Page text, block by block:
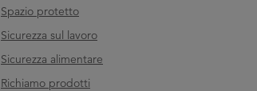
Spazio protetto
Sicurezza sul lavoro
Sicurezza alimentare
Richiamo prodotti